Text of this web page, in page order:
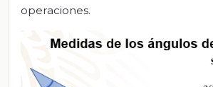
operaciones.